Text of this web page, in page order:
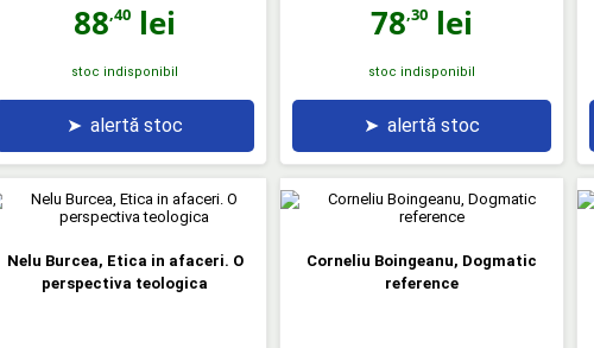
88,40 lei
stoc indisponibil
➤ alertă stoc
78,30 lei
stoc indisponibil
➤ alertă stoc
Nelu Burcea, Etica in afaceri. O
perspectiva teologica
Corneliu Boingeanu, Dogmatic
reference